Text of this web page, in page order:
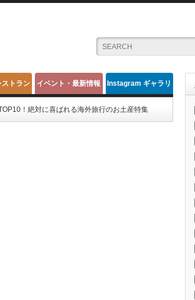
ストラン イベント・最新情報 Instagram ギャラリ
ー
！絶対に喜ばれる海外旅行のお土産特集